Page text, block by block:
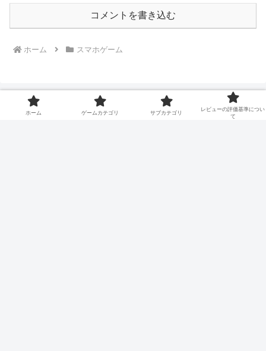
コメントを書き込む
ホーム スマホゲーム
ホーム ゲームカテゴリ サブカテゴリ
レビューの評価基準につい
て